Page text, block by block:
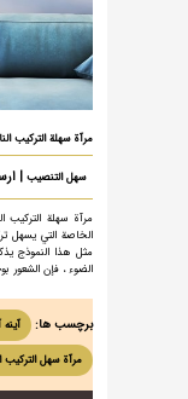
مرآة سهلة التركيب
سهل التنصيب |
مرآة سهلة التركيب
الخاصة التي يسهل
مثل هذا النموذج
الضوء ، فإن الشعور
برچسب ها:
مرآة سهل التركيب